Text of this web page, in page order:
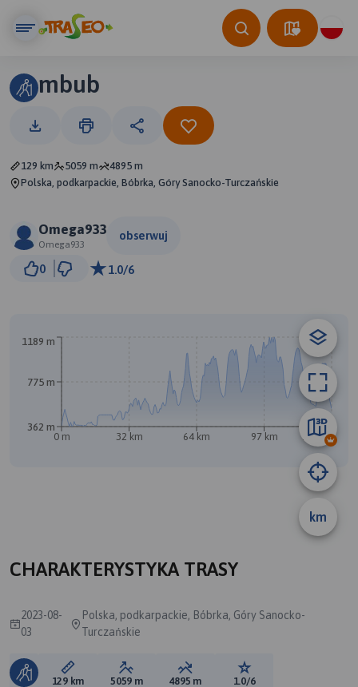
mbub
129 km 5059 m
4895 m
Polska, podkarpackie, Bóbrka, Góry Sanocko-Turczańskie
Omega933
Omega933
obserwuj
0 1.0/6
km
0 m 32 km 64 km 97 km 129 km
362 m
775 m
1189 m
CHARAKTERYSTYKA TRASY
2023-08-
03
Polska, podkarpackie, Bóbrka, Góry Sanocko-
Turczańskie
Długość trasy:
129 km Suma przewyższeń:
5059 m Suma spadków:
4895 m Ocena trasy:
1.0/6